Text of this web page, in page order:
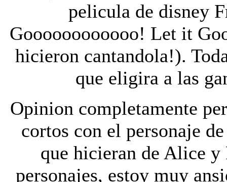
pelicula de disney
Goooooooooooo! Let it
hicieron cantandola!).
que eligira a las
Opinion completamente
cortos con el personaje
que hicieran de Alice y
personajes, estoy muy